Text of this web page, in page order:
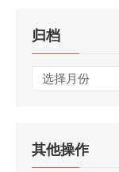
归档
归
其他操作